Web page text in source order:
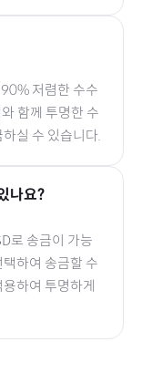
저렴한 수수
함께 투명한 수
실 수 있습니다.
나요?
로 송금이 가능
하여 송금할 수
하여 투명하게